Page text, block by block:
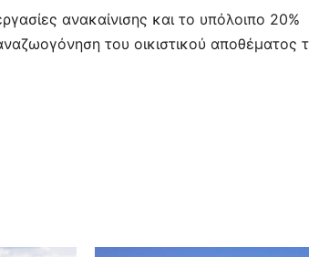
ανακαίνισης και το υπόλοιπο 20%
του οικιστικού αποθέματος